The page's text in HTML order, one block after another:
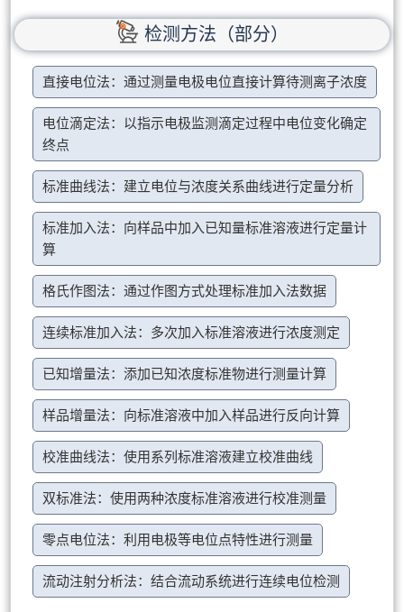
检测方法（部分）
直接电位法：通过测量电极电位直接计算待测离子浓度
电位滴定法：以指示电极监测滴定过程中电位变化确定
终点
标准曲线法：建立电位与浓度关系曲线进行定量分析
标准加入法：向样品中加入已知量标准溶液进行定量计
算
格氏作图法：通过作图方式处理标准加入法数据
连续标准加入法：多次加入标准溶液进行浓度测定
已知增量法：添加已知浓度标准物进行测量计算
样品增量法：向标准溶液中加入样品进行反向计算
校准曲线法：使用系列标准溶液建立校准曲线
双标准法：使用两种浓度标准溶液进行校准测量
零点电位法：利用电极等电位点特性进行测量
流动注射分析法：结合流动系统进行连续电位检测